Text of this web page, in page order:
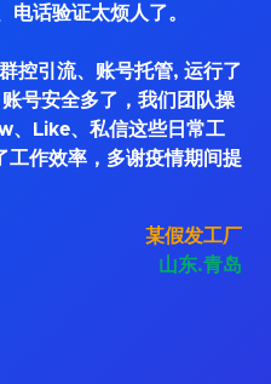
话验证太烦人了。
控引流、账号托管, 运行了
号安全多了，我们团队操
、Like、私信这些日常工
工作效率，多谢疫情期间提
某假发工厂
山东.青岛